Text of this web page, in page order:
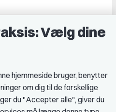
Vælg dine
hjemmeside bruger, benytter
om dig til de forskellige
du "Accepter alle", giver du